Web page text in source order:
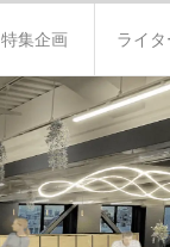
特集企画 ライタ